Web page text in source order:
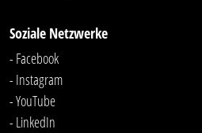
Soziale Netzwerke
- Facebook
- Instagram
- YouTube
- LinkedIn